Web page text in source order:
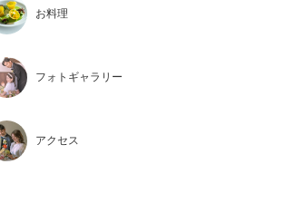
お料理
フォト ギャラリー
アクセス